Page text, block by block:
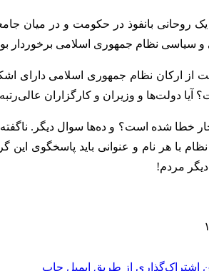
بانفوذ در حکومت و در میان
نظام جمهوری اسلامی برخوردار
ارکان نظام جمهوری اسلامی دارای
دولت‌ها و وزیران و کارگزاران عالی‌رتبه
خطا شده است؟ و ده‌ها سوال دیگر.
با هر نام و عنوانی باید پاسخگوی
مردم!
اشتراک‌گذاری از طریق ایمیل چاپ